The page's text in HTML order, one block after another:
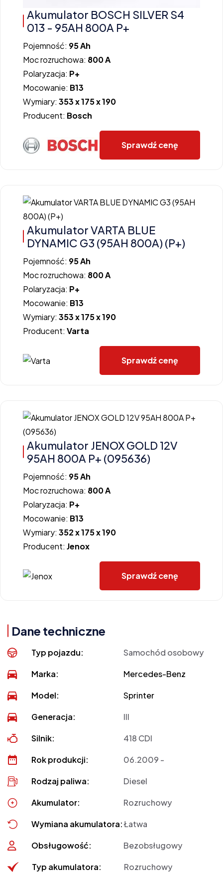
Akumulator BOSCH SILVER S4
013 - 95AH 800A P+
Pojemność: 95 Ah
Moc rozruchowa: 800 A
Polaryzacja: P+
Mocowanie: B13
Wymiary: 353 x 175 x 190
Producent: Bosch
Sprawdź cenę
Akumulator VARTA BLUE
DYNAMIC G3 (95AH 800A) (P+)
Pojemność: 95 Ah
Moc rozruchowa: 800 A
Polaryzacja: P+
Mocowanie: B13
Wymiary: 353 x 175 x 190
Producent: Varta
Sprawdź cenę
Akumulator JENOX GOLD 12V
95AH 800A P+ (095636)
Pojemność: 95 Ah
Moc rozruchowa: 800 A
Polaryzacja: P+
Mocowanie: B13
Wymiary: 352 x 175 x 190
Producent: Jenox
Sprawdź cenę
Dane techniczne
Typ pojazdu: Samochód osobowy
Marka: Mercedes-Benz
Model: Sprinter
Generacja: III
Silnik: 418 CDI
Rok produkcji: 06.2009 -
Rodzaj paliwa: Diesel
Akumulator: Rozruchowy
Wymiana akumulatora:Łatwa
Obsługowość: Bezobsługowy
Typ akumulatora: Rozruchowy